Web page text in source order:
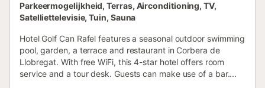
Parkeermogelijkheid, Terras, Airconditioning, TV,
Satelliettelevisie, Tuin, Sauna
Hotel Golf Can Rafel features a seasonal outdoor swimming
pool, garden, a terrace and restaurant in Corbera de
Llobregat. With free WiFi, this 4-star hotel offers room
service and a tour desk. Guests can make use of a bar....